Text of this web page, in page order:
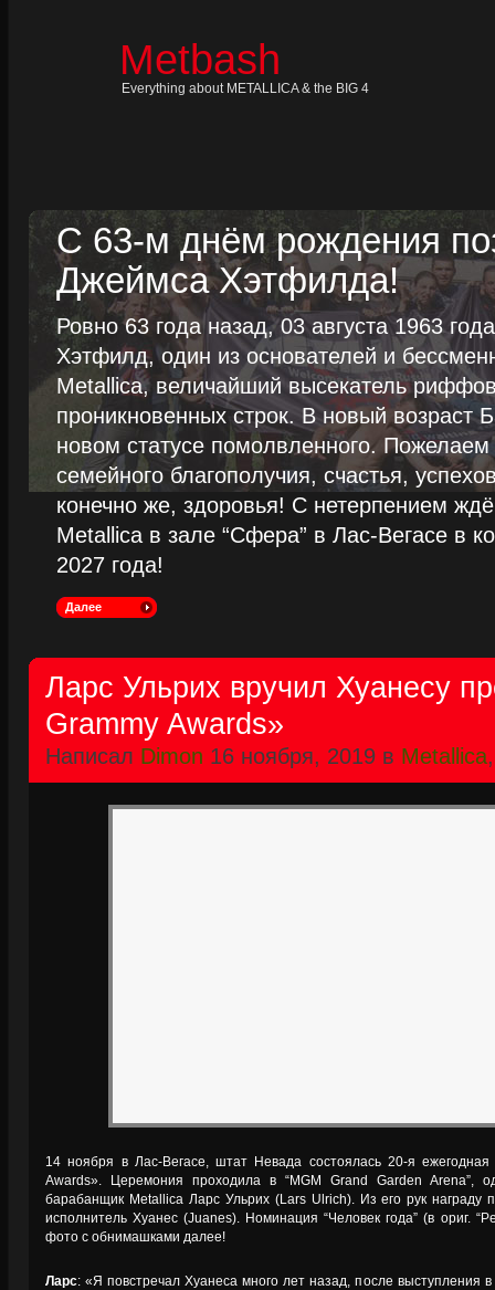
Metbash
Everything about METALLICA & the BIG 4
С 63-м днём рождения
Джеймса Хэтфилда!
Ровно 63 года назад, 03 августа 1963
Хэтфилд, один из основателей и
Metallica, величайший высекатель
проникновенных строк. В новый возраст
новом статусе помолвленного.
семейного благополучия, счастья,
конечно же, здоровья! С нетерпением
Metallica в зале “Сфера” в Лас-Вегасе в
2027 года!
Далее
Ларс Ульрих вручил Хуанесу
Grammy Awards»
Написал Dimon 16 ноября, 2019 в Metallica
14 ноября в Лас-Вегасе, штат Невада состоялась 20-я
Awards». Церемония проходила в “MGM Grand Garden Arena”,
барабанщик Metallica Ларс Ульрих (Lars Ulrich). Из его рук награду
исполнитель Хуанес (Juanes). Номинация “Человек года” (в ориг.
фото с обнимашками далее!
Ларс: «Я повстречал Хуанеса много лет назад, после выступления